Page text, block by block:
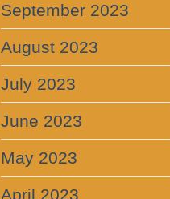
September 2023
August 2023
July 2023
June 2023
May 2023
April 2023